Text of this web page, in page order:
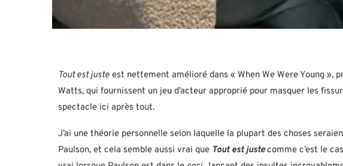
Tout est juste est nettement amélioré dans « When We Were Young »,
Watts, qui fournissent un jeu d’acteur approprié pour masquer les
spectacle ici après tout.
J’ai une théorie personnelle selon laquelle la plupart des choses
Paulson, et cela semble aussi vrai que Tout est justecomme c’est le